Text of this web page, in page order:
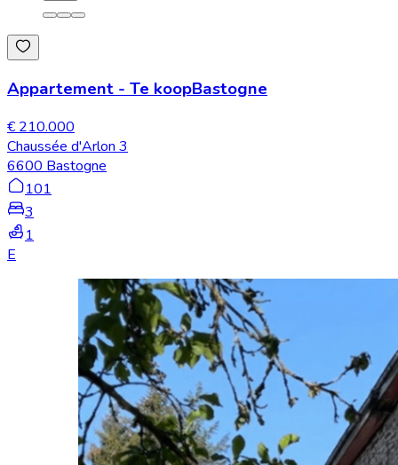
Appartement - Te koopBastogne
€ 210.000
Chaussée d'Arlon 3
6600 Bastogne
101
3
1
E